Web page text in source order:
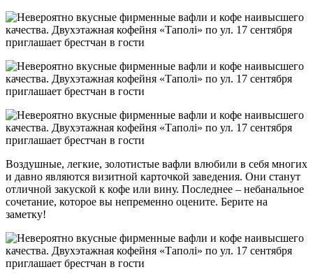
Воздушные, легкие, золотистые вафли влюбили в себя многих
и давно являются визитной карточкой заведения. Они станут
отличной закуской к кофе или вину. Последнее – небанальное
сочетание, которое вы непременно оцените. Берите на
заметку!